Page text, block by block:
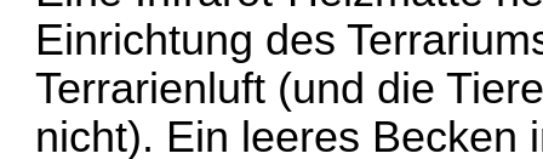
Einrichtung des
Terrarienluft (und die
nicht). Ein leeres Becken